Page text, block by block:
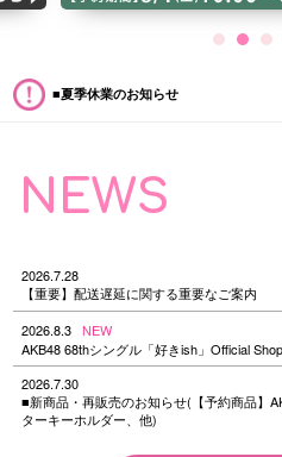
■夏季休業のお知らせ
NEWS
2026.7.28
【重要】配送遅延に関する重要なご案内
2026.8.3 NEW
AKB48 68thシングル「好きish」Official
2026.7.30
■新商品・再販売のお知らせ(【予約商品】
ターキーホルダー、他)